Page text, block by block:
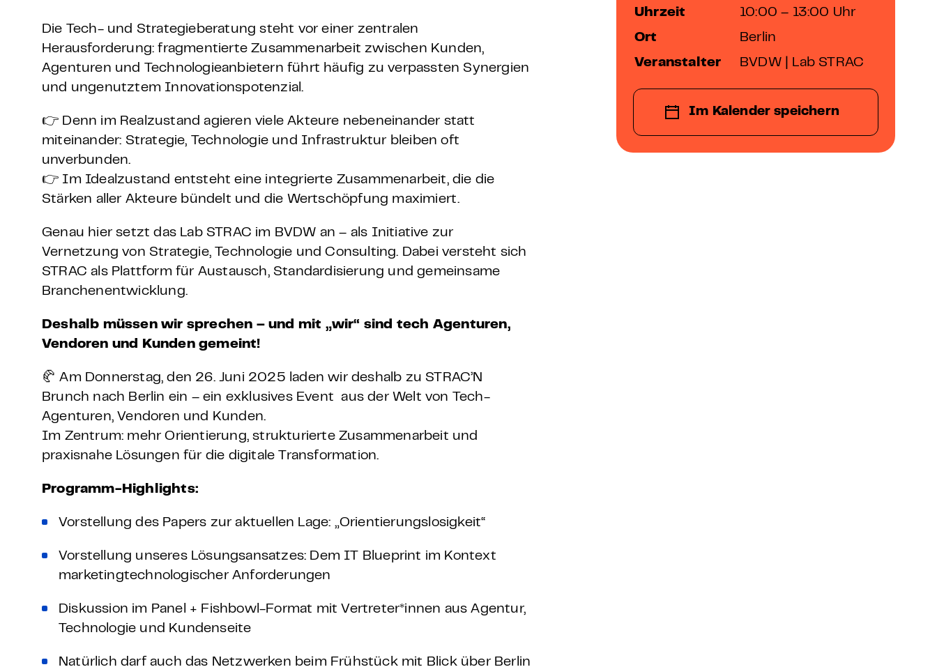
Weitere
Product Design Bootcamp
Product Management Bootcamp
Die Tech- und Strategieberatung steht vor einer zentralen
Herausforderung: fragmentierte Zusammenarbeit zwischen Kunden,
Agenturen und Technologieanbietern führt häufig zu verpassten Synergien
und ungenutztem Innovationspotenzial.
👉 Denn im Realzustand agieren viele Akteure nebeneinander statt
miteinander: Strategie, Technologie und Infrastruktur bleiben oft
unverbunden.
👉 Im Idealzustand entsteht eine integrierte Zusammenarbeit, die die
Stärken aller Akteure bündelt und die Wertschöpfung maximiert.
Genau hier setzt das Lab STRAC im BVDW an – als Initiative zur
Vernetzung von Strategie, Technologie und Consulting. Dabei versteht sich
STRAC als Plattform für Austausch, Standardisierung und gemeinsame
Branchenentwicklung.
Deshalb müssen wir sprechen – und mit „wir“ sind tech Agenturen,
Vendoren und Kunden gemeint!
🥐 Am Donnerstag, den 26. Juni 2025 laden wir deshalb zu STRAC’N
Brunch nach Berlin ein – ein exklusives Event aus der Welt von Tech-
Agenturen, Vendoren und Kunden.
Im Zentrum: mehr Orientierung, strukturierte Zusammenarbeit und
praxisnahe Lösungen für die digitale Transformation.
Programm-Highlights:
Vorstellung des Papers zur aktuellen Lage: „Orientierungslosigkeit“
Vorstellung unseres Lösungsansatzes: Dem IT Blueprint im Kontext
marketingtechnologischer Anforderungen
Diskussion im Panel + Fishbowl-Format mit Vertreter*innen aus Agentur,
Technologie und Kundenseite
Natürlich darf auch das Netzwerken beim Frühstück mit Blick über Berlin
Uhrzeit 10:00 – 13:00 Uhr
Ort Berlin
Veranstalter BVDW | Lab STRAC
Im Kalender speichern